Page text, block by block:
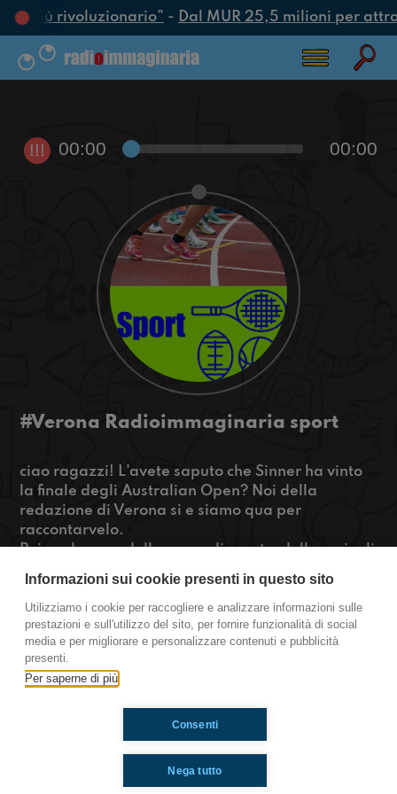
più rivoluzionario”- Dal MUR 25,5 milioni per
!!! 00:00 00:00
#Verona Radioimmaginaria sport
ciao ragazzi! L'avete saputo che Sinner ha vinto
la finale degli Australian Open? Noi della
redazione di Verona si e siamo qua per
raccontarvelo.
Poi parleremo delle prove di sport e della serie di
Se l'avete vista anche voi e volete sapere cosa ne
pensiamo rimanete connessi!
https://www.radioimmaginaria.it
Verona
Ti è piaciuto? Condividilo!
Informazioni sui cookie presenti in questo sito
Utilizziamo i cookie per raccogliere e analizzare informazioni sulle
prestazioni e sull'utilizzo del sito, per fornire funzionalità di social
media e per migliorare e personalizzare contenuti e pubblicità
presenti.
Per saperne di più
Nega tutto
Consenti